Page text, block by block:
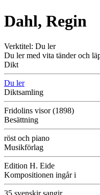
Dahl, Regin
Verktitel: Du ler
Du ler med vita tänder och
Dikt
Du ler
Diktsamling
Fridolins visor (1898)
Besättning
röst och piano
Musikförlag
Edition H. Eide
Kompositionen ingår i
35 svenskir sangir